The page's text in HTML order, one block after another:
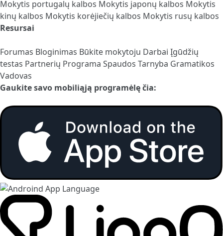
Mokytis portugalų kalbos Mokytis japonų kalbos Mokytis
kinų kalbos Mokytis korėjiečių kalbos Mokytis rusų kalbos
Resursai
Forumas Bloginimas Būkite mokytoju Darbai Įgūdžių
testas Partnerių Programa Spaudos Tarnyba Gramatikos
Vadovas
Gaukite savo mobiliąją programėlę čia: